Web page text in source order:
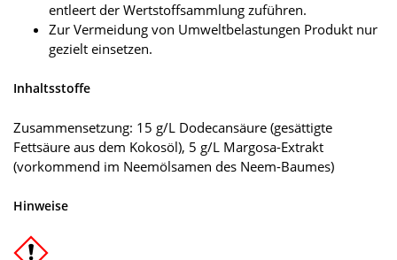
entleert der Wertstoffsammlung zuführen.
Zur Vermeidung von Umweltbelastungen Produkt nur
gezielt einsetzen.
Inhaltsstoffe
Zusammensetzung: 15 g/L Dodecansäure (gesättigte
Fettsäure aus dem Kokosöl), 5 g/L Margosa-Extrakt
(vorkommend im Neemölsamen des Neem-Baumes)
Hinweise